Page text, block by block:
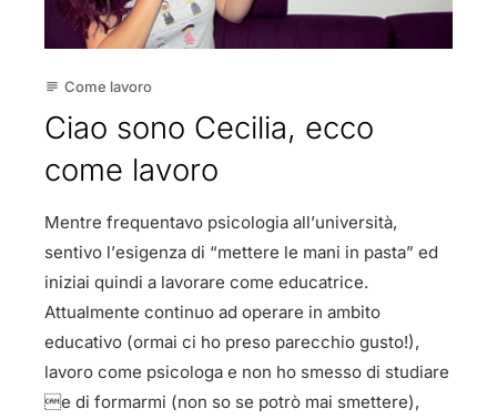
subject Come lavoro
Ciao sono Cecilia, ecco
come lavoro
Mentre frequentavo psicologia all’università,
sentivo l’esigenza di “mettere le mani in pasta” ed
iniziai quindi a lavorare come educatrice.
Attualmente continuo ad operare in ambito
educativo (ormai ci ho preso parecchio gusto!),
lavoro come psicologa e non ho smesso di studiare
e di formarmi (non so se potrò mai smettere),